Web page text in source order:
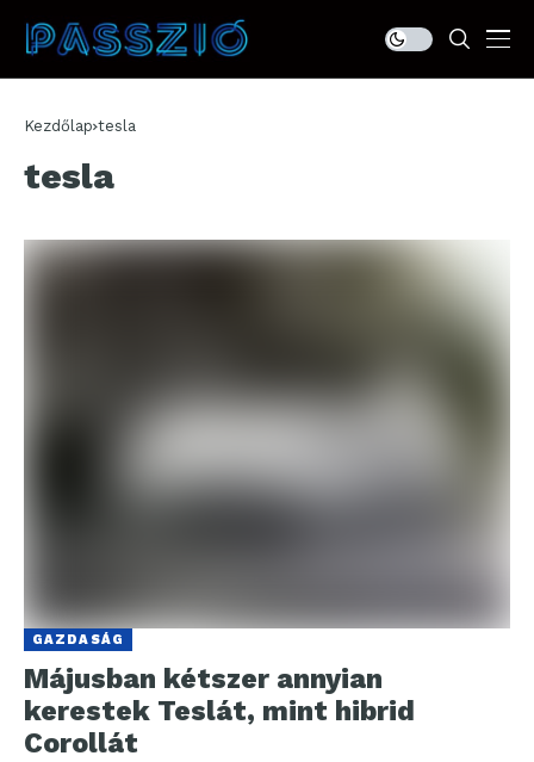
Kezdőlap tesla
tesla
GAZDASÁG
Májusban kétszer annyian
kerestek Teslát, mint hibrid
Corollát